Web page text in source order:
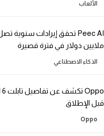
الألعاب
ملايين دولار في فترة قصيرة
الذكاء الاصطناعي
قبل الإطلاق
Oppo